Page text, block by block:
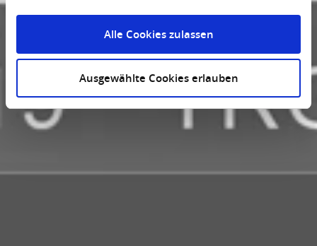
Alle Cookies zulassen
Ausgewählte Cookies erlauben